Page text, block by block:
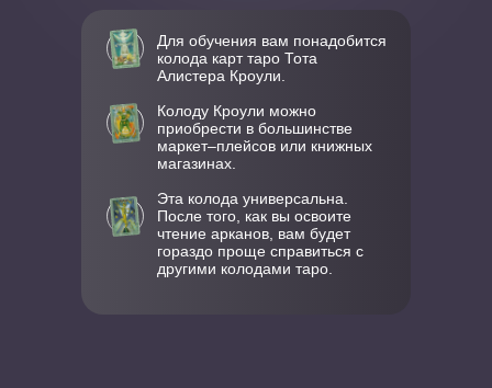
Для обучения вам понадобится
колода карт таро Тота
Алистера Кроули.
Колоду Кроули можно
приобрести в большинстве
маркет–плейсов или книжных
магазинах.
Эта колода универсальна.
После того, как вы освоите
чтение арканов, вам будет
гораздо проще справиться с
другими колодами таро.